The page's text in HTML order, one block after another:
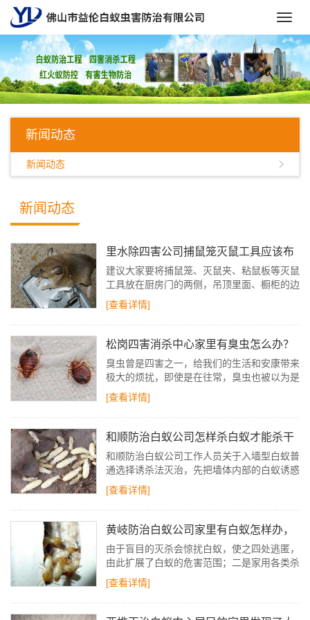
新闻动态
新闻动态
新闻动态
里水除四害公司捕鼠笼灭鼠工具应该布
置在什么位置
建议大家要将捕鼠笼、灭鼠夹、粘鼠板等灭鼠
工具放在厨房门的两侧，吊顶里面、橱柜的边
角中央、墙角以及下水道左近，这些是老鼠经
常经过和躲藏的中央。
[查看详情]
松岗四害消杀中心家里有臭虫怎么办？
如何杀臭虫
臭虫曾是四害之一，给我们的生活和安康带来
极大的烦扰，即使是在往常，臭虫也被以为是
一种难以肃清的害虫，那么臭虫怎样消灭，家
里有臭虫怎样办，臭虫怎样杀？
[查看详情]
和顺防治白蚁公司怎样杀白蚁才能杀干
净
和顺防治白蚁公司工作人员关于入墙型白蚁普
通选择诱杀法灭治，先把墙体内部的白蚁诱惑
出来，然后再装箱灭治。而不是仅仅靠喷药便
能抵达灭治的效果。
[查看详情]
黄岐防治白蚁公司家里有白蚁怎样办，
如何灭白蚁
由于盲目的灭杀会惊扰白蚁，使之四处逃匿，
由此扩展了白蚁的危害范围；二是家用各类杀
虫剂常常对隐蔽危害的白蚁无太大效果，无谓
的糜费很不用要。
[查看详情]